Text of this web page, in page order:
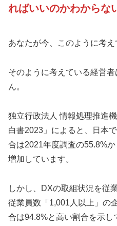
ればいいのかわからな
あなたが今、このように考え
そのように考えている経営
ん。
独立行政法人 情報処理推進
白書2023」によると、日本
合は2021年度調査の55.8%
増加しています。
しかし、DXの取組状況を従
従業員数「1,001人以上」の
合は94.8%と高い割合を示し